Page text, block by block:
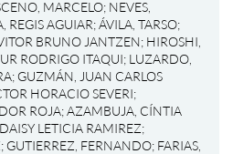
MARCELO; NEVES,
REGIS AGUIAR;ÁVILA, TARSO;
BRUNO JANTZEN; HIROSHI,
RODRIGO ITAQUI; LUZARDO,
; GUZMÁN, JUAN CARLOS
HORACIO SEVERI;
ROJA;AZAMBUJA, CÍNTIA
LETICIA RAMIREZ;
; GUTIERREZ, FERNANDO; FARIAS,